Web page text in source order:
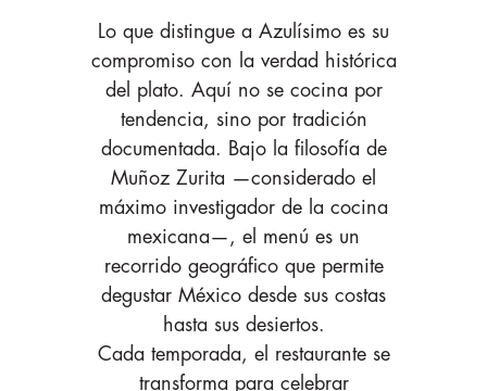
Lo que distingue a Azulísimo es su
compromiso con la verdad histórica
del plato. Aquí no se cocina por
tendencia, sino por tradición
documentada. Bajo la filosofía de
Muñoz Zurita —considerado el
máximo investigador de la cocina
mexicana—, el menú es un
recorrido geográfico que permite
degustar México desde sus costas
hasta sus desiertos.
Cada temporada, el restaurante se
transforma para celebrar